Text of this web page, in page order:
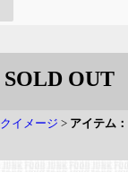
SOLD OUT
イメージ > アイテム：